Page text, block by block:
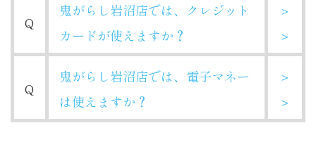
Q
鬼がらし岩沼店では、クレジット
カードが使えますか？
＞
＞
Q
鬼がらし岩沼店では、電子マネー
は使えますか？
＞
＞